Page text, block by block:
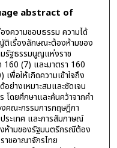
abstract of
ความชอบธรรม ความได้
เรื่องลักษณะต้องห้ามของ
รัฐธรรมนูญแห่งราช
(7) และมาตรา 160
พื่อให้เกิดความเข้าใจถึง
ย่างเหมาะสมและชัดเจน
โดยศึกษาและค้นคว้าจากคำ
คณะกรรมการกฤษฎีกา
ะเทศ และการสัมภาษณ์
ห้ามของรัฐมนตรีกรณีต้อง
ชอาณาจักรไทย